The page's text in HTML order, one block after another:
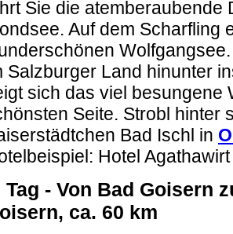
Sie die atemberaubende
Auf dem Scharfling
Salzburger Land hinunter
sich das viel besungene
Seite. Strobl hinter
Bad Ischl in
Hotel
Tag - Von Bad Goisern
ca. 60 km